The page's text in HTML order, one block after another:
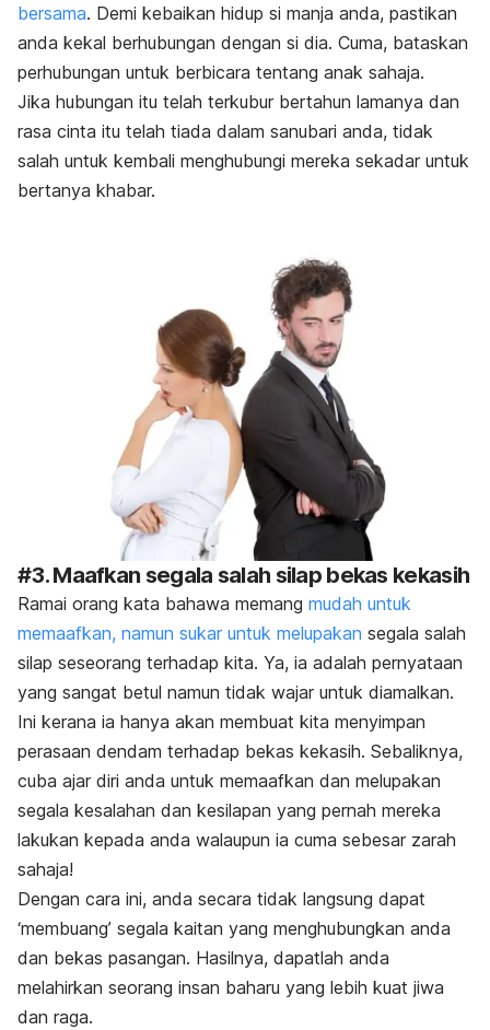
bersama. Demi kebaikan hidup si manja anda, pastikan
anda kekal berhubungan dengan si dia. Cuma, bataskan
perhubungan untuk berbicara tentang anak sahaja.
Jika hubungan itu telah terkubur bertahun lamanya dan
rasa cinta itu telah tiada dalam sanubari anda, tidak
salah untuk kembali menghubungi mereka sekadar untuk
bertanya khabar.
#3. Maafkan segala salah silap bekas kekasih
Ramai orang kata bahawa memang mudah untuk
memaafkan, namun sukar untuk melupakan segala salah
silap seseorang terhadap kita. Ya, ia adalah pernyataan
yang sangat betul namun tidak wajar untuk diamalkan.
Ini kerana ia hanya akan membuat kita menyimpan
perasaan dendam terhadap bekas kekasih. Sebaliknya,
cuba ajar diri anda untuk memaafkan dan melupakan
segala kesalahan dan kesilapan yang pernah mereka
lakukan kepada anda walaupun ia cuma sebesar zarah
sahaja!
Dengan cara ini, anda secara tidak langsung dapat
‘membuang’ segala kaitan yang menghubungkan anda
dan bekas pasangan. Hasilnya, dapatlah anda
melahirkan seorang insan baharu yang lebih kuat jiwa
dan raga.